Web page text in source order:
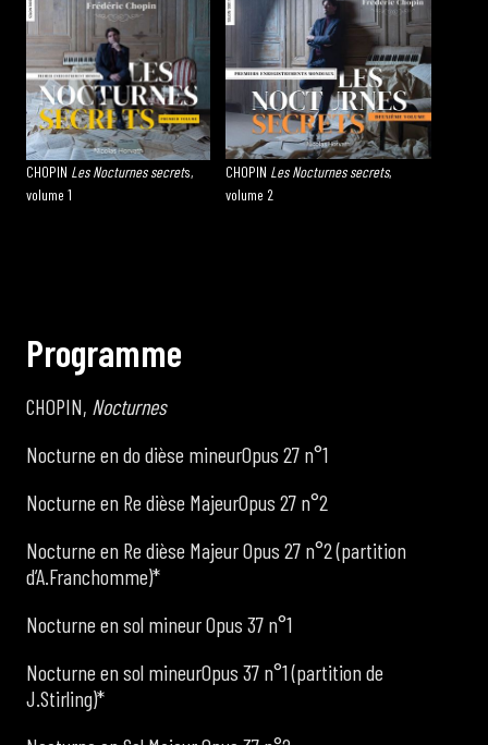
CHOPIN Les Nocturnes secrets,
volume 1
CHOPIN Les Nocturnes secrets,
volume 2
Programme
CHOPIN, Nocturnes
Nocturne en do dièse mineurOpus 27 n°1
Nocturne en Re dièse MajeurOpus 27 n°2
Nocturne en Re dièse Majeur Opus 27 n°2 (partition
d’A.Franchomme)*
Nocturne en sol mineur Opus 37 n°1
Nocturne en sol mineurOpus 37 n°1 (partition de
J.Stirling)*